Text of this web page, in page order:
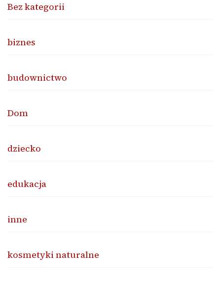
Bez kategorii
biznes
budownictwo
Dom
dziecko
edukacja
inne
kosmetyki naturalne